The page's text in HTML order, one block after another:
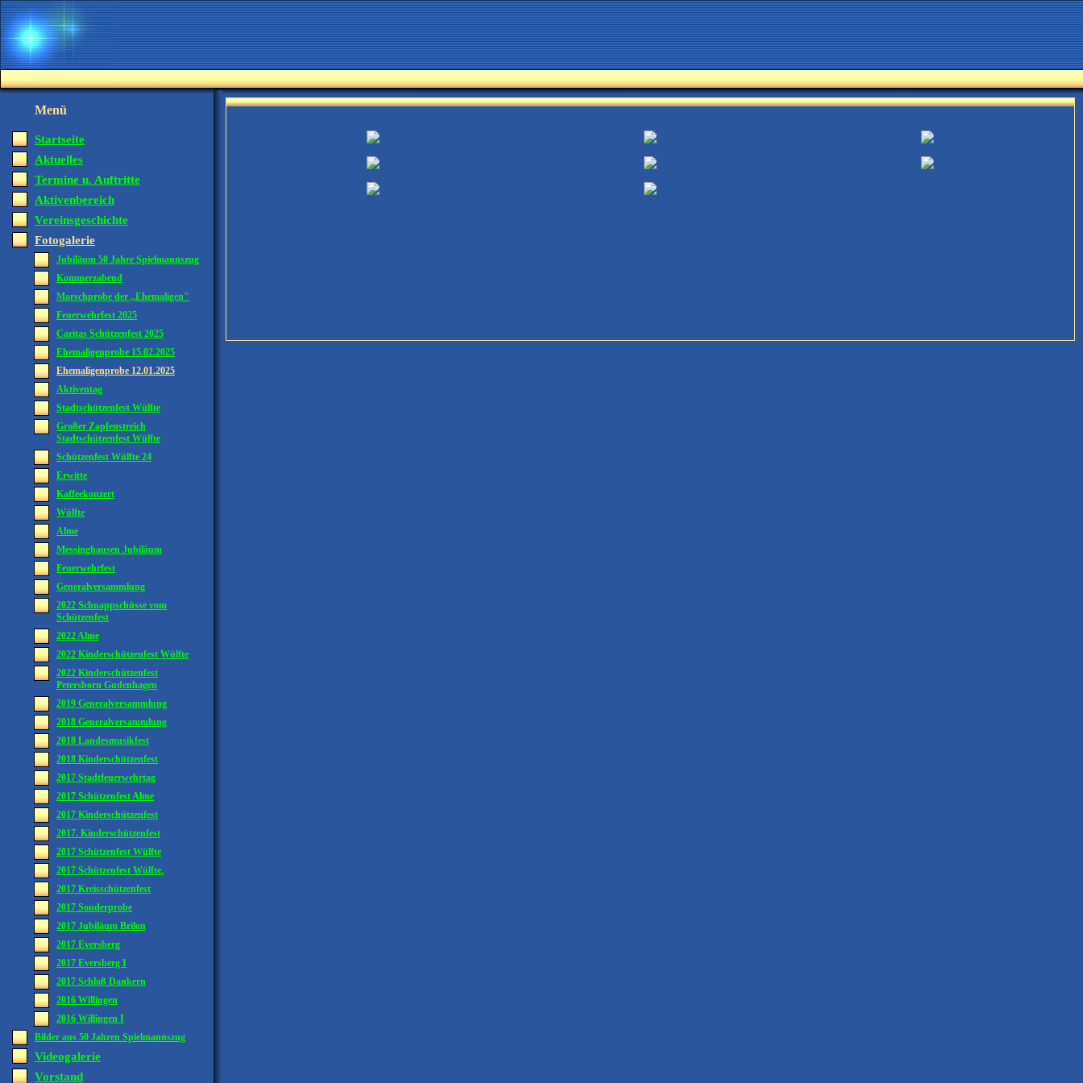
Menü
Startseite
Aktuelles
Termine u. Auftritte
Aktivenbereich
Vereinsgeschichte
Fotogalerie
Jubiläum 50 Jahre Spielmannszug
Kommerzabend
Marschprobe der ,,Ehemaligen"
Feuerwehrfest 2025
Caritas Schützenfest 2025
Ehemaligenprobe 15.02.2025
Ehemaligenprobe 12.01.2025
Aktiventag
Stadtschützenfest Wülfte
Großer Zapfenstreich
Stadtschützenfest Wülfte
Schützenfest Wülfte 24
Erwitte
Kaffeekonzert
Wülfte
Alme
Messinghausen Jubiläum
Feuerwehrfest
Generalversammlung
2022 Schnappschüsse vom
Schützenfest
2022 Alme
2022 Kinderschützenfest Wülfte
2022 Kinderschützenfest
Petersborn Gudenhagen
2019 Generalversammlung
2018 Generalversammlung
2018 Landesmusikfest
2018 Kinderschützenfest
2017 Stadtfeuerwehrtag
2017 Schützenfest Alme
2017 Kinderschützenfest
2017. Kinderschützenfest
2017 Schützenfest Wülfte
2017 Schützenfest Wülfte.
2017 Kreisschützenfest
2017 Sonderprobe
2017 Jubiläum Brilon
2017 Eversberg
2017 Eversberg I
2017 Schloß Dankern
2016 Willingen
2016 Willingen I
Bilder aus 50 Jahren Spielmannszug
Videogalerie
Vorstand